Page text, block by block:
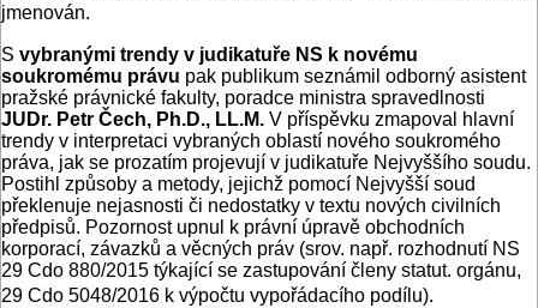
jmenován.
S vybranými trendy v judikatuře NS k novému
soukromému právu pak publikum seznámil odborný asistent
pražské právnické fakulty, poradce ministra spravedlnosti
JUDr. Petr Čech, Ph.D., LL.M. V příspěvku zmapoval hlavní
trendy v interpretaci vybraných oblastí nového soukromého
práva, jak se prozatím projevují v judikatuře Nejvyššího soudu.
Postihl způsoby a metody, jejichž pomocí Nejvyšší soud
překlenuje nejasnosti či nedostatky v textu nových civilních
předpisů. Pozornost upnul k právní úpravě obchodních
korporací, závazků a věcných práv (srov. např. rozhodnutí NS
29 Cdo 880/2015 týkající se zastupování členy statut. orgánu,
29 Cdo 5048/2016 k výpočtu vypořádacího podílu).